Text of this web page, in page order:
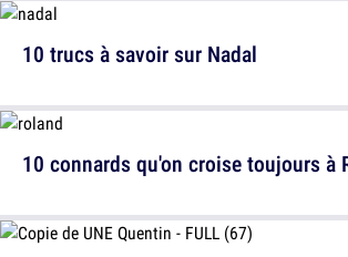
10 connards qu'on croise toujours à
10 trucs à savoir sur Nadal